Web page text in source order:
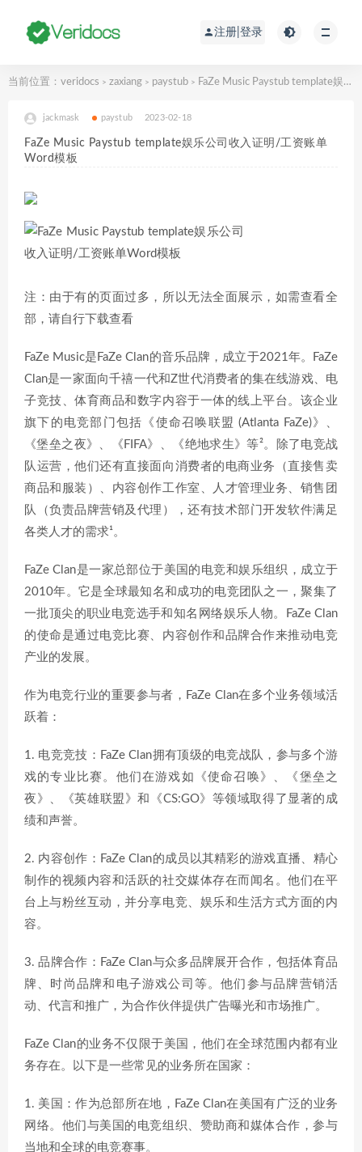
注册|登录
当前位置： veridocs > zaxiang > paystub > FaZe Music Paystub template娱乐公司收入证明/工资账单Word模板
jackmask paystub 2023-02-18
FaZe Music Paystub template娱乐公司收入证明/工资账单
Word模板
注：由于有的页面过多，所以无法全面展示，如需查看全
部，请自行下载查看
FaZe Music是FaZe Clan的音乐品牌，成立于2021年。FaZe
Clan是一家面向千禧一代和Z世代消费者的集在线游戏、电
子竞技、体育商品和数字内容于一体的线上平台。该企业
旗下的电竞部门包括《使命召唤联盟 (Atlanta FaZe)》、
《堡垒之夜》、《FIFA》、《绝地求生》等²。除了电竞战
队运营，他们还有直接面向消费者的电商业务（直接售卖
商品和服装）、内容创作工作室、人才管理业务、销售团
队（负责品牌营销及代理），还有技术部门开发软件满足
各类人才的需求¹。
FaZe Clan是一家总部位于美国的电竞和娱乐组织，成立于
2010年。它是全球最知名和成功的电竞团队之一，聚集了
一批顶尖的职业电竞选手和知名网络娱乐人物。FaZe Clan
的使命是通过电竞比赛、内容创作和品牌合作来推动电竞
产业的发展。
作为电竞行业的重要参与者，FaZe Clan在多个业务领域活
跃着：
1. 电竞竞技：FaZe Clan拥有顶级的电竞战队，参与多个游
戏的专业比赛。他们在游戏如《使命召唤》、《堡垒之
夜》、《英雄联盟》和《CS:GO》等领域取得了显著的成
绩和声誉。
2. 内容创作：FaZe Clan的成员以其精彩的游戏直播、精心
制作的视频内容和活跃的社交媒体存在而闻名。他们在平
台上与粉丝互动，并分享电竞、娱乐和生活方式方面的内
容。
3. 品牌合作：FaZe Clan与众多品牌展开合作，包括体育品
牌、时尚品牌和电子游戏公司等。他们参与品牌营销活
动、代言和推广，为合作伙伴提供广告曝光和市场推广。
FaZe Clan的业务不仅限于美国，他们在全球范围内都有业
务存在。以下是一些常见的业务所在国家：
1. 美国：作为总部所在地，FaZe Clan在美国有广泛的业务
网络。他们与美国的电竞组织、赞助商和媒体合作，参与
当地和全球的电竞赛事。